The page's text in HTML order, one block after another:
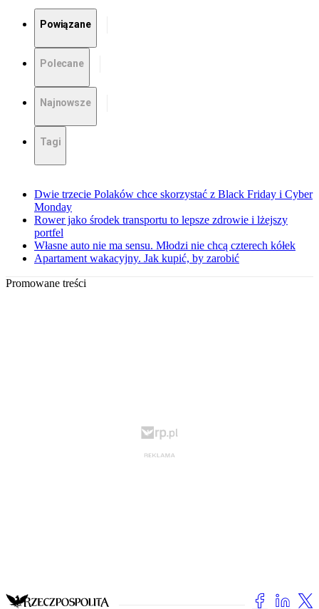
Powiązane
Polecane
Najnowsze
Tagi
Dwie trzecie Polaków chce skorzystać z Black Friday i Cyber
Monday
Rower jako środek transportu to lepsze zdrowie i lżejszy
portfel
Własne auto nie ma sensu. Młodzi nie chcą czterech kółek
Apartament wakacyjny. Jak kupić, by zarobić
Promowane treści